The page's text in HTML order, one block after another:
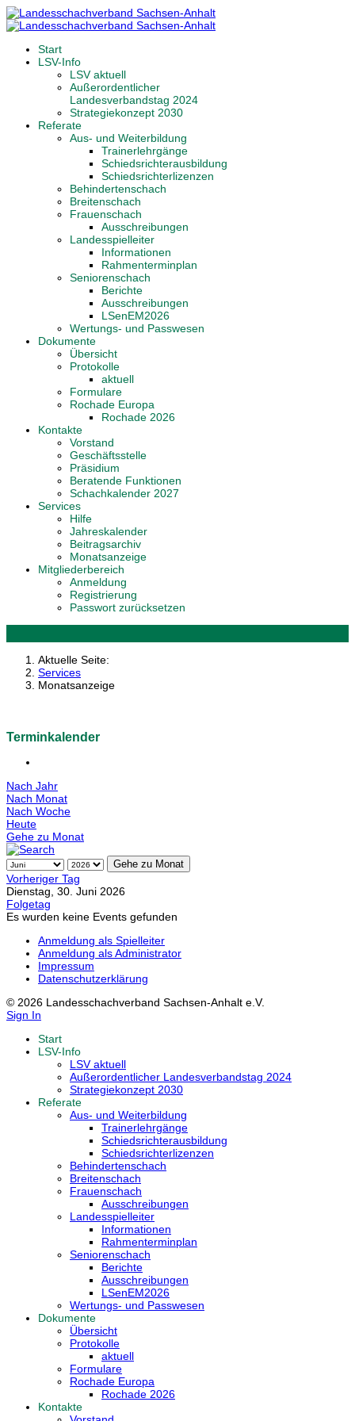
Start
LSV-Info
LSV aktuell
Außerordentlicher
Landesverbandstag 2024
Strategiekonzept 2030
Referate
Aus- und Weiterbildung
Trainerlehrgänge
Schiedsrichterausbildung
Schiedsrichterlizenzen
Behindertenschach
Breitenschach
Frauenschach
Ausschreibungen
Landesspielleiter
Informationen
Rahmenterminplan
Seniorenschach
Berichte
Ausschreibungen
LSenEM2026
Wertungs- und Passwesen
Dokumente
Übersicht
Protokolle
aktuell
Formulare
Rochade Europa
Rochade 2026
Kontakte
Vorstand
Geschäftsstelle
Präsidium
Beratende Funktionen
Schachkalender 2027
Services
Hilfe
Jahreskalender
Beitragsarchiv
Monatsanzeige
Mitgliederbereich
Anmeldung
Registrierung
Passwort zurücksetzen
Aktuelle Seite:
Services
Monatsanzeige
Terminkalender
Nach Jahr
Nach Monat
Nach Woche
Heute
Gehe zu Monat
Gehe zu Monat
Vorheriger Tag
Dienstag, 30. Juni 2026
Folgetag
Es wurden keine Events gefunden
Anmeldung als Spielleiter
Anmeldung als Administrator
Impressum
Datenschutzerklärung
© 2026 Landesschachverband Sachsen-Anhalt e.V.
Sign In
Start
LSV-Info
LSV aktuell
Außerordentlicher Landesverbandstag 2024
Strategiekonzept 2030
Referate
Aus- und Weiterbildung
Trainerlehrgänge
Schiedsrichterausbildung
Schiedsrichterlizenzen
Behindertenschach
Breitenschach
Frauenschach
Ausschreibungen
Landesspielleiter
Informationen
Rahmenterminplan
Seniorenschach
Berichte
Ausschreibungen
LSenEM2026
Wertungs- und Passwesen
Dokumente
Übersicht
Protokolle
aktuell
Formulare
Rochade Europa
Rochade 2026
Kontakte